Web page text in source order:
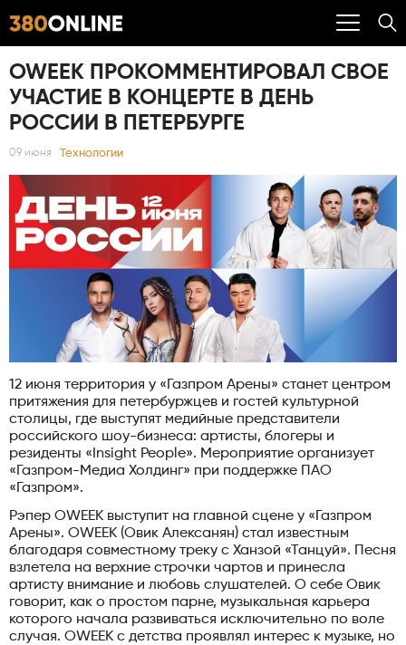
OWEEK ПРОКОММЕНТИРОВАЛ СВОЕ
УЧАСТИЕ В КОНЦЕРТЕ В ДЕНЬ
РОССИИ В ПЕТЕРБУРГЕ
09 июня Технологии
12 июня территория у «Газпром Арены» станет центром
притяжения для петербуржцев и гостей культурной
столицы, где выступят медийные представители
российского шоу-бизнеса: артисты, блогеры и
резиденты «Insight People». Мероприятие организует
«Газпром-Медиа Холдинг» при поддержке ПАО
«Газпром».
Рэпер OWEEK выступит на главной сцене у «Газпром
Арены». OWEEK (Овик Алексанян) стал известным
благодаря совместному треку с Ханзой «Танцуй». Песня
взлетела на верхние строчки чартов и принесла
артисту внимание и любовь слушателей. О себе Овик
говорит, как о простом парне, музыкальная карьера
которого начала развиваться исключительно по воле
случая. OWEEK с детства проявлял интерес к музыке, но